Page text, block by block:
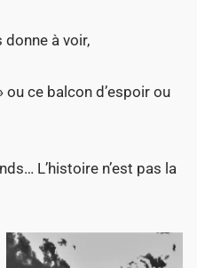
donne à voir,
ou ce balcon d’espoir ou
L’histoire n’est pas la